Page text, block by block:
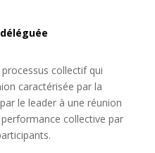
collectif qui
caractérisée par la
le leader à une réunion
collective par